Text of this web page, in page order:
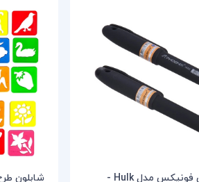
روان نویس فونیکس مدل Hulk -
شابلون